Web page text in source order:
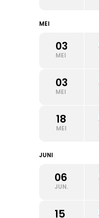
MEI
03
MEI
03
MEI
18
MEI
JUNI
06
JUN.
15